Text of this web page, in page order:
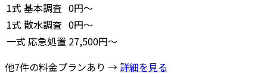
1式 基本調査 0円～
1式 散水調査 0円～
一式 応急処置 27,500円～
他7件の料金プランあり → 詳細を見る